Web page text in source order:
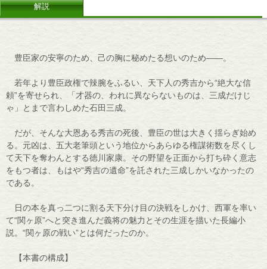
解説
豊臣家の安寧のため、己の胸に秘めたる想いのため――。
若年より豊臣政権で辣腕をふるい、天下人の秀吉から“絶大な信
頼”を寄せられ、「才器の、われに異ならないものは、三成だけじ
ゃ」とまで言わしめた石田三成。
だが、そんな大恩ある秀吉の死後、豊臣の世は大きく揺らぎ始め
る。元凶は、五大老筆頭という地位からあらゆる権謀術数を尽くし
て天下を奪わんとする徳川家康。その野望を正面から打ち砕く意志
をもつ者は、もはや“秀吉の遺命”を託された三成しかいなかったの
である。
日の本を真っ二つに割る天下分け目の決戦をしかけ、西軍を率い
て“関ヶ原”へと突き進んだ義将の魅力とその生涯を描いた長編小
説。“関ヶ原の戦い”とは何だったのか。
【本書の構成】